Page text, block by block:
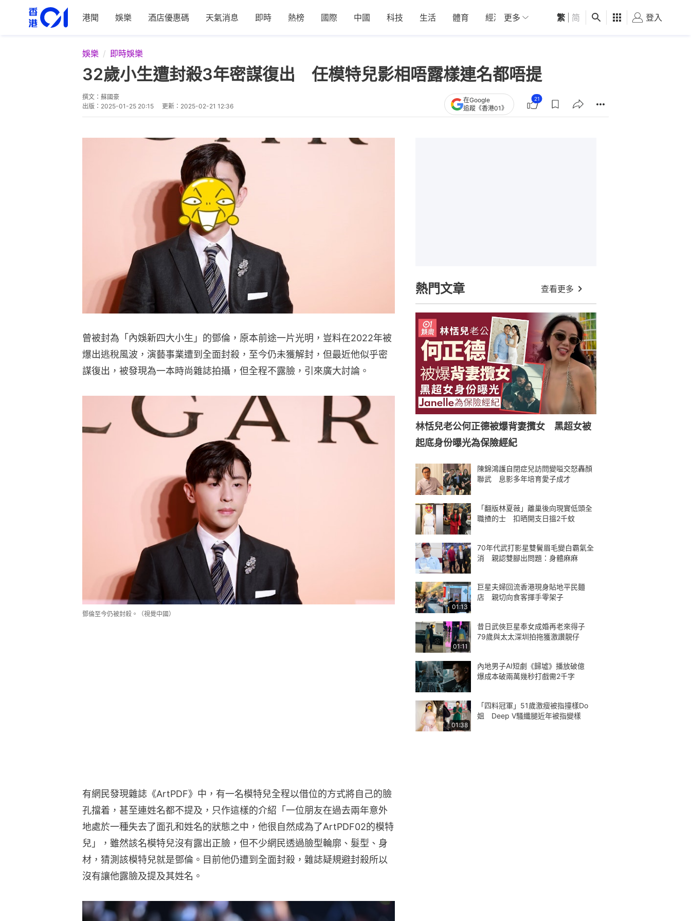
港聞 娛樂 酒店優惠碼 天氣消息 即時 熱榜 國際 中國 科技 生活 體育 經濟 01深圳 觀點 健康 好食玩飛
更多 繁 简 登入
娛樂 即時娛樂
32歲小生遭封殺3年密謀復出 任模特兒影相唔露樣連名都唔提
撰文： 蘇國豪
出版： 2025-01-25 20:15 更新： 2025-02-21 12:36
在Google
追蹤《香港01》
21
曾被封為「內娛新四大小生」的鄧倫，原本前途一片光明，豈料在2022年被
爆出逃稅風波，演藝事業遭到全面封殺，至今仍未獲解封，但最近他似乎密
謀復出，被發現為一本時尚雜誌拍攝，但全程不露臉，引來廣大討論。
鄧倫至今仍被封殺。（視覺中國）
有網民發現雜誌《ArtPDF》中，有一名模特兒全程以借位的方式將自己的臉
孔擋着，甚至連姓名都不提及，只作這樣的介紹「一位朋友在過去兩年意外
地處於一種失去了面孔和姓名的狀態之中，他很自然成為了ArtPDF02的模特
兒」，雖然該名模特兒沒有露出正臉，但不少網民透過臉型輪廓、髮型、身
材，猜測該模特兒就是鄧倫。目前他仍遭到全面封殺，雜誌疑規避封殺所以
沒有讓他露臉及提及其姓名。
熱門文章 查看更多
林恬兒老公何正德被爆背妻攬女 黑超女被
起底身份曝光為保險經紀
陳錦鴻護自閉症兒訪問變嗌交怒轟顏
聯武 息影多年培育愛子成才
「翻版林夏薇」離巢後向現實低頭全
職揸的士 扣晒開支日搵2千蚊
70年代武打影星雙鬢眉毛變白霸氣全
消 親認雙腳出問題：身體麻麻
01:13
巨星夫婦回流香港現身貼地平民麵
店 親切向食客揮手零架子
01:11
昔日武俠巨星奉女成婚再老來得子
79歲與太太深圳拍拖獲激讚靚仔
內地男子AI短劇《歸墟》播放破億
爆成本破兩萬幾秒打戲需2千字
01:38
「四料冠軍」51歲激瘦被指撞樣Do
姐 Deep V騷纖腿近年被指變樣